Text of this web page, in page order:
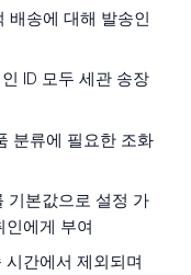
배송에 대해 발송인
ID 모두 세관 송장
분류에 필요한 조화
기본값으로 설정 가
인에게 부여
시간에서 제외되며